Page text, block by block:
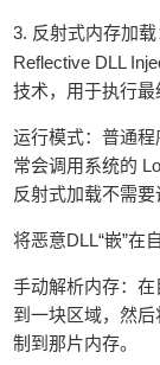
‌3. 反射式内存加载
Reflective DLL
技术，用于执行最
运行模式‌：普通
常会调用系统的
反射式加载不需要
将恶意DLL“嵌”在
手动解析内存‌：
到一块区域，然后
制到那片内存。